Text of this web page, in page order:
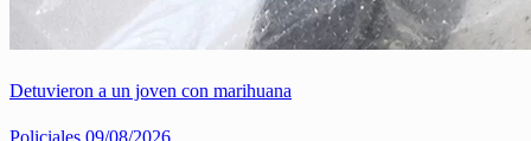
Detuvieron a un joven con marihuana
Policiales 09/08/2026